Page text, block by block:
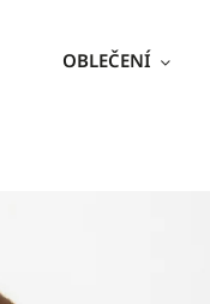
OBLEČENÍ